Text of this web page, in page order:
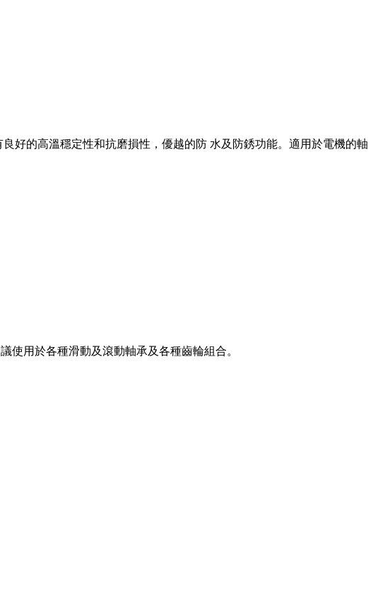
好的高溫穩定性和抗磨損性，優越的防 水及防銹功能。適用於電機的軸
使用於各種滑動及滾動軸承及各種齒輪組合。